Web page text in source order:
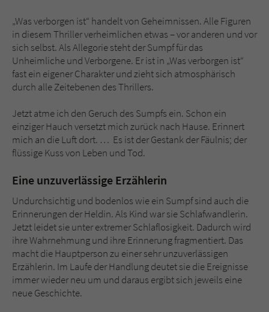
„Was verborgen ist“ handelt von Geheimnissen. Alle Figuren
in diesem Thriller verheimlichen etwas – vor anderen und vor
sich selbst. Als Allegorie steht der Sumpf für das
Unheimliche und Verborgene. Er ist in „Was verborgen ist“
fast ein eigener Charakter und zieht sich atmosphärisch
durch alle Zeitebenen des Thrillers.
Jetzt atme ich den Geruch des Sumpfs ein. Schon ein
einziger Hauch versetzt mich zurück nach Hause. Erinnert
mich an die Luft dort. … Es ist der Gestank der Fäulnis; der
flüssige Kuss von Leben und Tod.
Eine unzuverlässige Erzählerin
Undurchsichtig und bodenlos wie ein Sumpf sind auch die
Erinnerungen der Heldin. Als Kind war sie Schlafwandlerin.
Jetzt leidet sie unter extremer Schlaflosigkeit. Dadurch wird
ihre Wahrnehmung und ihre Erinnerung fragmentiert. Das
macht die Hauptperson zu einer sehr unzuverlässigen
Erzählerin. Im Laufe der Handlung deutet sie die Ereignisse
immer wieder neu um und daraus ergibt sich jeweils eine
neue Geschichte.